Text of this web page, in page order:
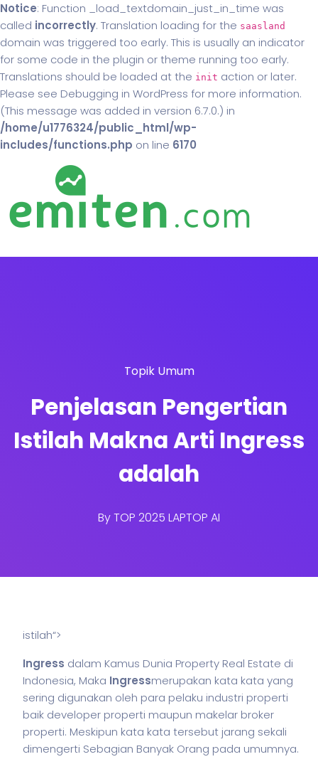
Notice: Function _load_textdomain_just_in_time was
called incorrectly. Translation loading for the saasland
domain was triggered too early. This is usually an indicator
for some code in the plugin or theme running too early.
Translations should be loaded at the init action or later.
Please see Debugging in WordPress for more information.
(This message was added in version 6.7.0.) in
/home/u1776324/public_html/wp-
includes/functions.php on line 6170
Topik Umum
Penjelasan Pengertian
Istilah Makna Arti Ingress
adalah
ByTOP 2025 LAPTOP AI
istilah“>
Ingress dalam Kamus Dunia Property Real Estate di
Indonesia, Maka Ingressmerupakan kata kata yang
sering digunakan oleh para pelaku industri properti
baik developer properti maupun makelar broker
properti. Meskipun kata kata tersebut jarang sekali
dimengerti Sebagian Banyak Orang pada umumnya.